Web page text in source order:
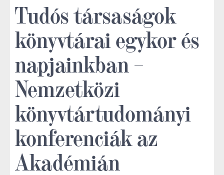
Tudós társaságok
könyvtárai egykor és
napjainkban –
Nemzetközi
könyvtártudományi
konferenciák az
Akadémián